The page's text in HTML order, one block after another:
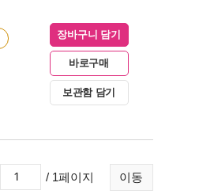
장바구니 담기
바로구매
보관함 담기
이동
/ 1페이지